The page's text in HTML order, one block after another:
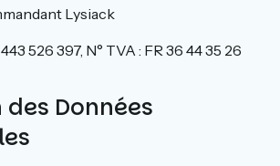
Lysiack
526 397, N° TVA : FR 36 44 35 26
des Données